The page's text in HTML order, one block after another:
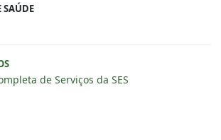
SAÚDE
de Serviços da SES